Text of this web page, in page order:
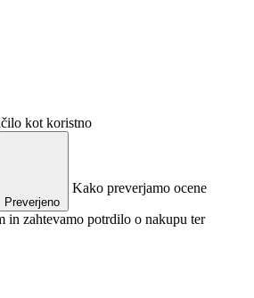
kot koristno
Preverjeno
Kako preverjamo ocene
in zahtevamo potrdilo o nakupu ter